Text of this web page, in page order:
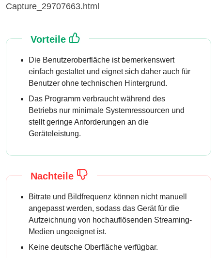
Capture_29707663.html
Vorteile
Die Benutzeroberfläche ist bemerkenswert
einfach gestaltet und eignet sich daher auch für
Benutzer ohne technischen Hintergrund.
Das Programm verbraucht während des
Betriebs nur minimale Systemressourcen und
stellt geringe Anforderungen an die
Geräteleistung.
Nachteile
Bitrate und Bildfrequenz können nicht manuell
angepasst werden, sodass das Gerät für die
Aufzeichnung von hochauflösenden Streaming-
Medien ungeeignet ist.
Keine deutsche Oberfläche verfügbar.